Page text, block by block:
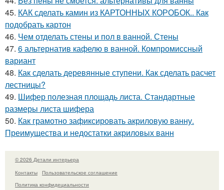
45. КАК сделать камин из КАРТОННЫХ КОРОБОК.. Как
подобрать картон
46. Чем отделать стены и пол в ванной. Стены
47. 6 альтернатив кафелю в ванной. Компромиссный
вариант
48. Как сделать деревянные ступени. Как сделать расчет
лестницы?
49. Шифер полезная площадь листа. Стандартные
размеры листа шифера
50. Как грамотно зафиксировать акриловую ванну.
Преимущества и недостатки акриловых ванн
© 2026 Детали интерьера
Контакты
Пользовательское соглашение
Политика конфидециальности